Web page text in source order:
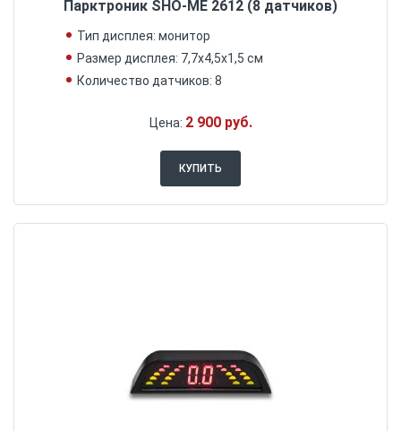
Парктроник SHO-ME 2612 (8 датчиков)
Тип дисплея: монитор
Размер дисплея: 7,7х4,5х1,5 см
Количество датчиков: 8
Цена: 2 900 руб.
КУПИТЬ